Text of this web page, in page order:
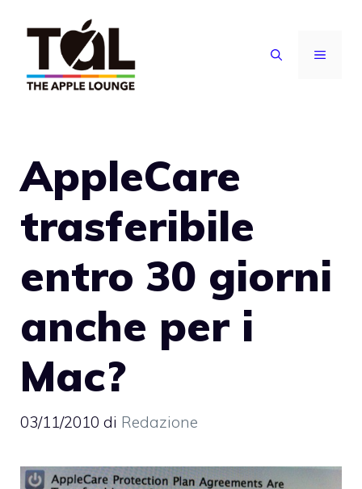
contenuto
MENU
AppleCare
trasferibile
entro 30 giorni
anche per i
Mac?
03/11/2010 di Redazione